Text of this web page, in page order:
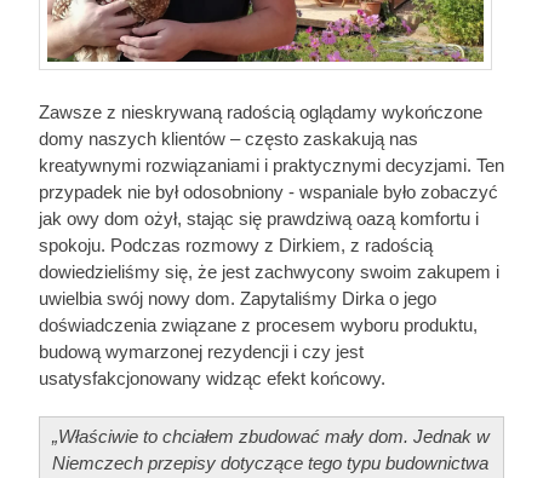
Zawsze z nieskrywaną radością oglądamy wykończone
domy naszych klientów – często zaskakują nas
kreatywnymi rozwiązaniami i praktycznymi decyzjami. Ten
przypadek nie był odosobniony - wspaniale było zobaczyć
jak owy dom ożył, stając się prawdziwą oazą komfortu i
spokoju. Podczas rozmowy z Dirkiem, z radością
dowiedzieliśmy się, że jest zachwycony swoim zakupem i
uwielbia swój nowy dom. Zapytaliśmy Dirka o jego
doświadczenia związane z procesem wyboru produktu,
budową wymarzonej rezydencji i czy jest
usatysfakcjonowany widząc efekt końcowy.
„Właściwie to chciałem zbudować mały dom. Jednak w
Niemczech przepisy dotyczące tego typu budownictwa